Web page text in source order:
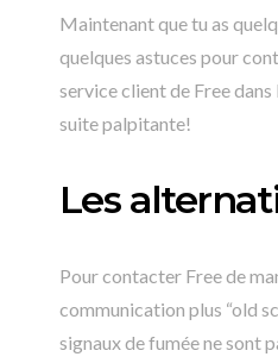
Maintenant que tu as
quelques astuces pour
service client de Free
suite palpitante!
Les
Pour contacter Free de
communication plus “old
signaux de fumée ne sont